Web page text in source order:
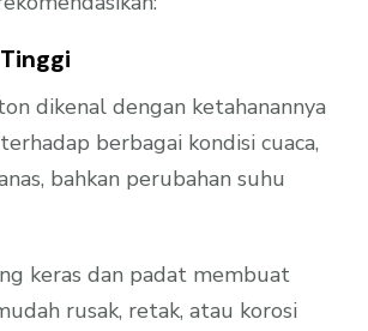
dikenal dengan ketahanannya
berbagai kondisi cuaca,
bahkan perubahan suhu
keras dan padat membuat
rusak, retak, atau korosi